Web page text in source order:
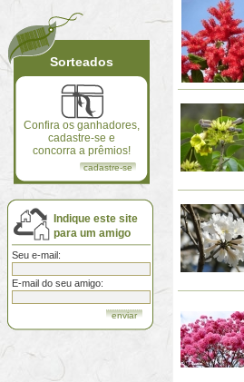
Sorteados
Confira os ganhadores,
cadastre-se e
concorra a prêmios!
cadastre-se
Indique este site
para um amigo
Seu e-mail:
E-mail do seu amigo: